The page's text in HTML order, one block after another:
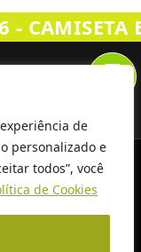
de
personalizado e
todos”, você
de Cookies
- CAMISETA